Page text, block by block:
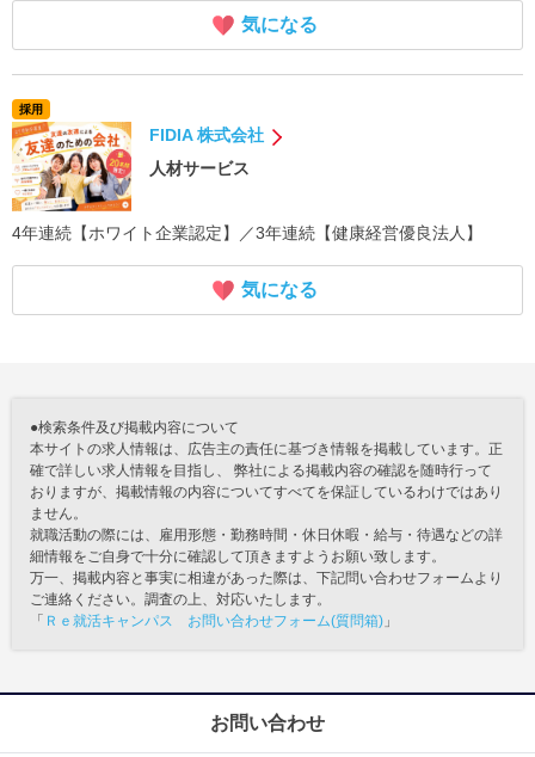
気になる
採用
FIDIA 株式会社
人材サービス
4年連続【ホワイト企業認定】／3年連続【健康経営優良法人】
気になる
●検索条件及び掲載内容について
本サイトの求人情報は、広告主の責任に基づき情報を掲載しています。正
確で詳しい求人情報を目指し、 弊社による掲載内容の確認を随時行って
おりますが、掲載情報の内容についてすべてを保証しているわけではあり
ません。
就職活動の際には、雇用形態・勤務時間・休日休暇・給与・待遇などの詳
細情報をご自身で十分に確認して頂きますようお願い致します。
万一、掲載内容と事実に相違があった際は、下記問い合わせフォームより
ご連絡ください。調査の上、対応いたします。
「 Ｒｅ就活キャンパス お問い合わせフォーム(質問箱) 」
お問い合わせ